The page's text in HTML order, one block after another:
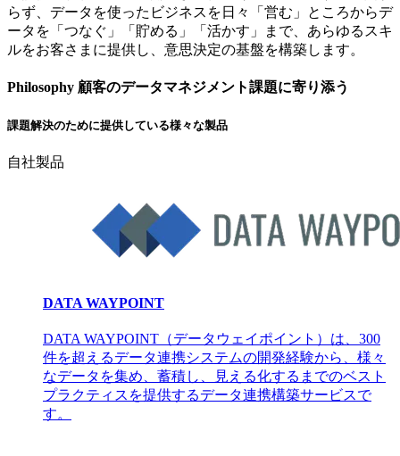
らず、データを使ったビジネスを日々「営む」ところからデ
ータを「つなぐ」「貯める」「活かす」まで、あらゆるスキ
ルをお客さまに提供し、意思決定の基盤を構築します。
Philosophy 顧客のデータマネジメント課題に寄り添う
課題解決のために提供している様々な製品
自社製品
DATA WAYPOINT
DATA WAYPOINT（データウェイポイント）は、300
件を超えるデータ連携システムの開発経験から、様々
なデータを集め、蓄積し、見える化するまでのベスト
プラクティスを提供するデータ連携構築サービスで
す。